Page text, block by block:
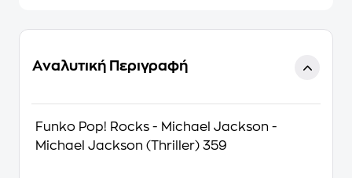
Αναλυτική Περιγραφή
Funko Pop! Rocks - Michael Jackson -
Michael Jackson (Thriller) 359